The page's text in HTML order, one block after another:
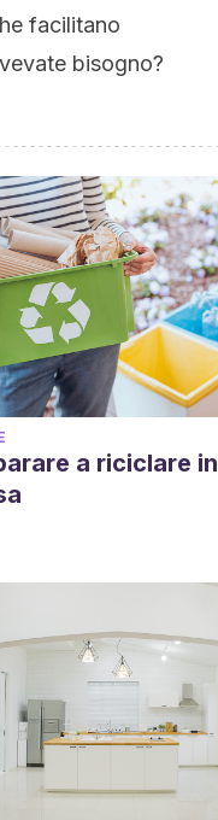
facilitano
bisogno?
a riciclare in